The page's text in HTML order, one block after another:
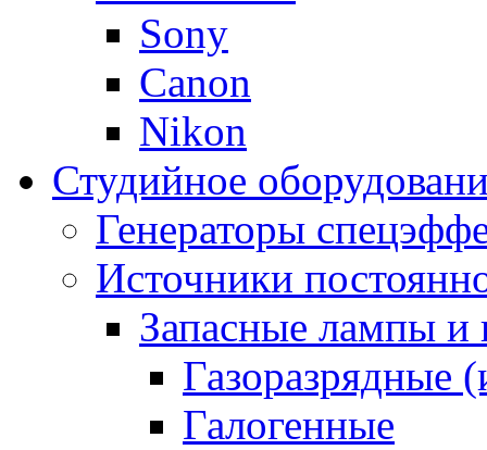
Sony
Canon
Nikon
Студийное
Генераторы
Источники
Запасные лампы и
Газоразрядные
Галогенные